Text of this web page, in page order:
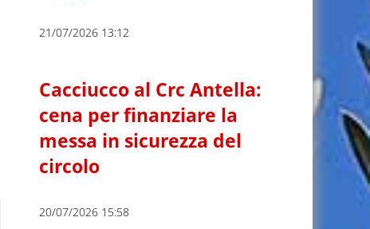
21/07/2026 13:12
Cacciucco al Crc Antella:
cena per finanziare la
messa in sicurezza del
circolo
20/07/2026 15:58